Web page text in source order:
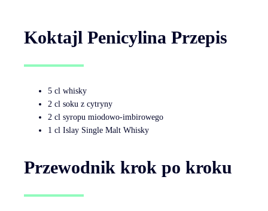
Koktajl Penicylina Przepis
5 cl whisky
2 cl soku z cytryny
2 cl syropu miodowo-imbirowego
1 cl Islay Single Malt Whisky
Przewodnik krok po kroku